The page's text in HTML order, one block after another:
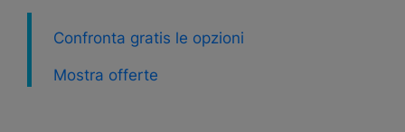
Confronta gratis le opzioni
Mostra offerte